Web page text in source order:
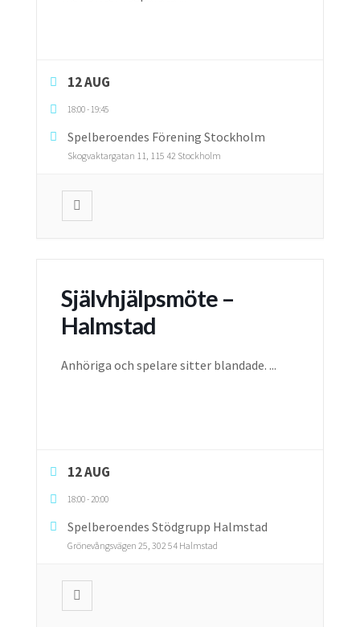
12 AUG
18:00-19:45
Spelberoendes Förening Stockholm
Skogvaktargatan 11, 115 42 Stockholm
Självhjälpsmöte –
Halmstad
Anhöriga och spelare sitter blandade. ...
12 AUG
18:00- 20:00
Spelberoendes Stödgrupp Halmstad
Grönevångsvägen 25, 302 54 Halmstad